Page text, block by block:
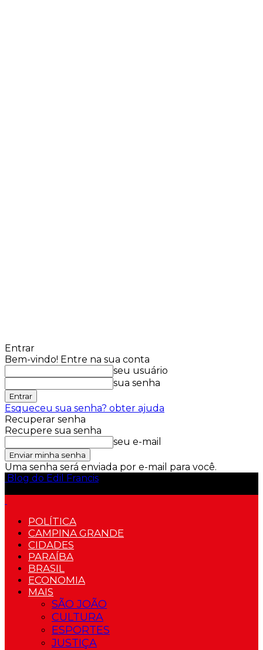
Entrar
Bem-vindo! Entre na sua conta
seu usuário
sua senha
Esqueceu sua senha? obter ajuda
Recuperar senha
Recupere sua senha
seu e-mail
Uma senha será enviada por e-mail para você.
Blog do Edil Francis
POLÍTICA
CAMPINA GRANDE
CIDADES
PARAÍBA
BRASIL
ECONOMIA
MAIS
SÃO JOÃO
CULTURA
ESPORTES
JUSTIÇA